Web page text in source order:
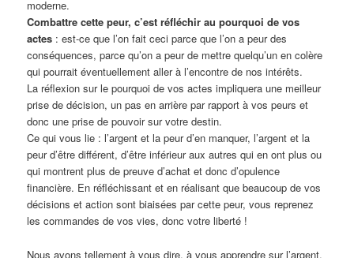
moderne.
Combattre cette peur, c’est réfléchir au pourquoi de vos
actes : est-ce que l’on fait ceci parce que l’on a peur des
conséquences, parce qu’on a peur de mettre quelqu’un en colère
qui pourrait éventuellement aller à l’encontre de nos intérêts.
La réflexion sur le pourquoi de vos actes impliquera une meilleur
prise de décision, un pas en arrière par rapport à vos peurs et
donc une prise de pouvoir sur votre destin.
Ce qui vous lie : l’argent et la peur d’en manquer, l’argent et la
peur d’être différent, d’être inférieur aux autres qui en ont plus ou
qui montrent plus de preuve d’achat et donc d’opulence
financière. En réfléchissant et en réalisant que beaucoup de vos
décisions et action sont biaisées par cette peur, vous reprenez
les commandes de vos vies, donc votre liberté !
Nous avons tellement à vous dire, à vous apprendre sur l’argent.